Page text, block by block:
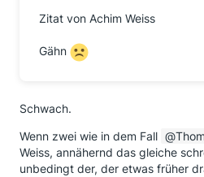
Zitat von Achim Weiss
Gähn
Schwach.
Wenn zwei wie in dem Fall
Weiss, annähernd das gleiche
unbedingt der, der etwas früher